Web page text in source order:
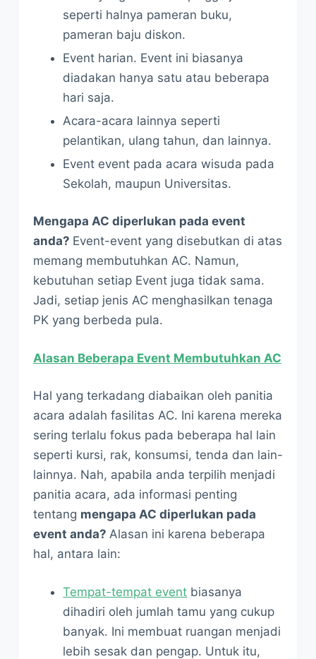
seperti halnya pameran buku,
pameran baju diskon.
Event harian. Event ini biasanya
diadakan hanya satu atau beberapa
hari saja.
Acara-acara lainnya seperti
pelantikan, ulang tahun, dan lainnya.
Event event pada acara wisuda pada
Sekolah, maupun Universitas.
Mengapa AC diperlukan pada event
anda? Event-event yang disebutkan di atas
memang membutuhkan AC. Namun,
kebutuhan setiap Event juga tidak sama.
Jadi, setiap jenis AC menghasilkan tenaga
PK yang berbeda pula.
Alasan Beberapa Event Membutuhkan AC
Hal yang terkadang diabaikan oleh panitia
acara adalah fasilitas AC. Ini karena mereka
sering terlalu fokus pada beberapa hal lain
seperti kursi, rak, konsumsi, tenda dan lain-
lainnya. Nah, apabila anda terpilih menjadi
panitia acara, ada informasi penting
tentang mengapa AC diperlukan pada
event anda? Alasan ini karena beberapa
hal, antara lain:
Tempat-tempat event biasanya
dihadiri oleh jumlah tamu yang cukup
banyak. Ini membuat ruangan menjadi
lebih sesak dan pengap. Untuk itu,